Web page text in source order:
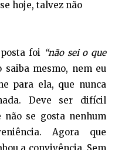
hoje, talvez não
foi “não sei o que
saiba mesmo, nem eu
para ela, que nunca
Deve ser difícil
não se gosta nenhum
Agora que